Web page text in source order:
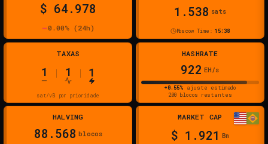
$ 64.978
0.00% (24h)
1.538 sats
Moscow Time:15:38
TAXAS
1 | 1 | 1
sat/vB por prioridade
HASHRATE
922 EH/s
+0.55% ajuste estimado
200 blocos restantes
HALVING
88.568 blocos
MARKET CAP
$ 1.921 Bn